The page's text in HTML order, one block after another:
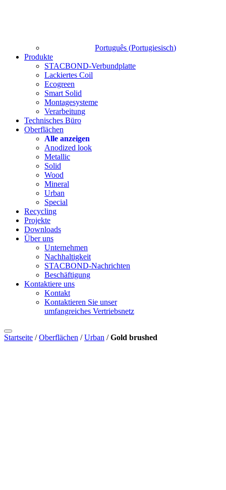
Português (Portugiesisch)
Produkte
STACBOND-Verbundplatte
Lackiertes Coil
Ecogreen
Smart Solid
Montagesysteme
Verarbeitung
Technisches Büro
Oberflächen
Alle anzeigen
Anodized look
Metallic
Solid
Wood
Mineral
Urban
Special
Recycling
Projekte
Downloads
Über uns
Unternehmen
Nachhaltigkeit
STACBOND-Nachrichten
Beschäftigung
Kontaktiere uns
Kontakt
Kontaktieren Sie unser
umfangreiches Vertriebsnetz
Startseite /Oberflächen /Urban /Gold brushed